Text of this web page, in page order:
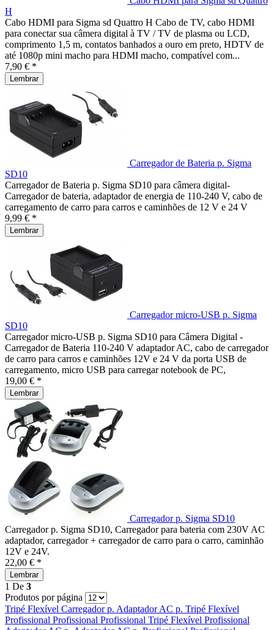
H
Cabo HDMI para Sigma sd Quattro H Cabo de TV, cabo HDMI
para conectar sua câmera digital à TV / TV de plasma ou LCD,
comprimento 1,5 m, contatos banhados a ouro em preto, HDTV de
até 1080p mini macho para HDMI macho, compatível com...
7,90 € *
Lembrar
Carregador de Bateria p. Sigma
SD10
Carregador de Bateria p. Sigma SD10 para câmera digital-
Carregador de bateria, adaptador de energia de 110-240 V, cabo de
carregamento de carro para carros e caminhões de 12 V e 24 V
9,99 € *
Lembrar
Carregador micro-USB p. Sigma
SD10
Carregador micro-USB p. Sigma SD10 para Câmera Digital -
Carregador de Bateria 110-240 V adaptador AC, cabo de carregador
de carro para carros e caminhões 12V e 24 V da porta USB de
carregamento, micro USB para carregar notebook de PC,
19,00 € *
Lembrar
Carregador p. Sigma SD10
Carregador p. Sigma SD10, Carregador para bateria com 230V AC
adaptador, carregador + carregador de carro para o carro, caminhão
12V e 24V.
22,00 € *
Lembrar
1 De 3
Produtos por página
Tripé Flexível Carregador p. Adaptador AC p. Tripé Flexível
Profissional Profissional Profissional Tripé Flexível Profissional